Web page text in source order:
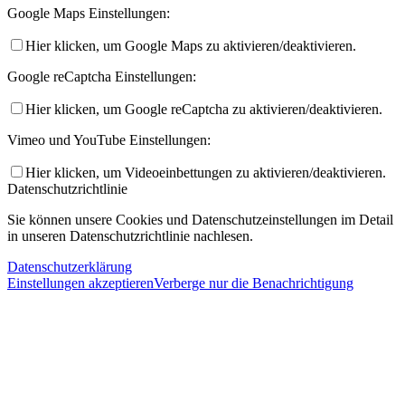
Google Maps Einstellungen:
Hier klicken, um Google Maps zu aktivieren/deaktivieren.
Google reCaptcha Einstellungen:
Hier klicken, um Google reCaptcha zu aktivieren/deaktivieren.
Vimeo und YouTube Einstellungen:
Hier klicken, um Videoeinbettungen zu aktivieren/deaktivieren.
Datenschutzrichtlinie
Sie können unsere Cookies und Datenschutzeinstellungen im Detail
in unseren Datenschutzrichtlinie nachlesen.
Datenschutzerklärung
Einstellungen akzeptierenVerberge nur die Benachrichtigung